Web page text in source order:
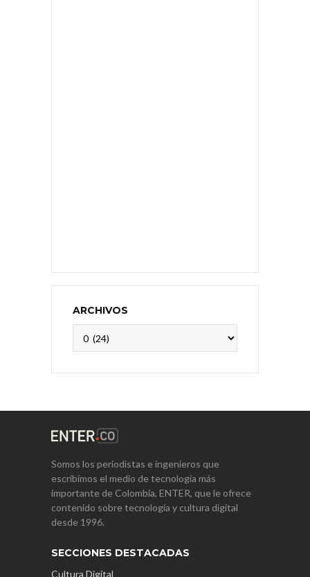
ARCHIVOS
Somos los periodistas e ingenieros que
escribimos el medio de tecnología más
importante de Colombia, ENTER, que le ofrece
contenido sobre tecnología y cultura digital
desde 1996.
SECCIONES DESTACADAS
Cultura Digital